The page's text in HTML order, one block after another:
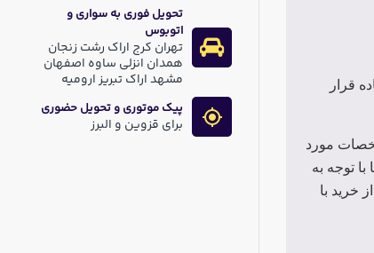
قرار
مورد
توجه به
خرید با
تحویل فوری به سواری و
اتوبوس
تهران کرج اراک رشت زنجان
همدان انزلی ساوه اصفهان
مشهد اراک تبریز ارومیه
پیک موتوری و تحویل حضوری
برای قزوین و البرز